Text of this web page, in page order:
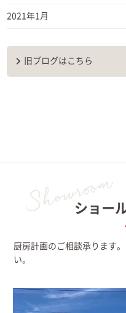
2021年1月
旧ブログはこちら
ショー
厨房計画のご相談承ります
い。